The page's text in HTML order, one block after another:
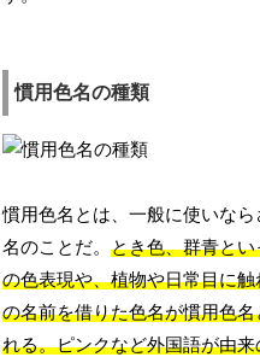
慣用色名の種類
慣用色名とは、一般に使いな
名のことだ。とき色、群青と
の色表現や、植物や日常目に
の名前を借りた色名が慣用色
れる。ピンクなど外国語が由